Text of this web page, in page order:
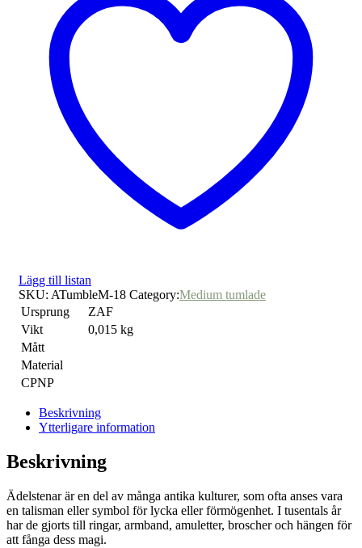
Lägg till listan
SKU: ATumbleM-18 Category:Medium tumlade
Ursprung
ZAF
Vikt
0,015 kg
Mått
Material
CPNP
Beskrivning
Ytterligare information
Beskrivning
Ädelstenar är en del av många antika kulturer, som ofta anses vara
en talisman eller symbol för lycka eller förmögenhet. I tusentals år
har de gjorts till ringar, armband, amuletter, broscher och hängen för
att fånga dess magi.